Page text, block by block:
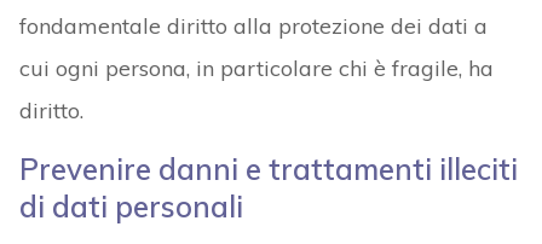
fondamentale diritto alla protezione dei dati a
cui ogni persona, in particolare chi è fragile, ha
diritto.
Prevenire danni e trattamenti illeciti
di dati personali